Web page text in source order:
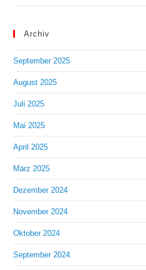
Archiv
September 2025
August 2025
Juli 2025
Mai 2025
April 2025
März 2025
Dezember 2024
November 2024
Oktober 2024
September 2024